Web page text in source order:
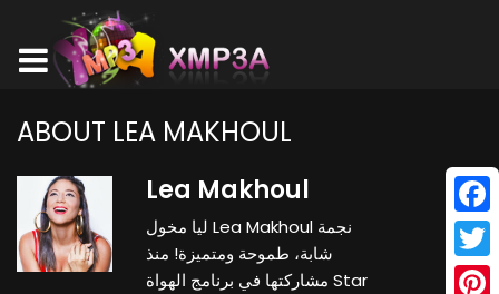
ABOUT LEA MAKHOUL
Lea Makhoul
ليا مخول Lea Makhoul نجمة
شابة، طموحة ومتميزة! منذ
مشاركتها في برنامج الهواة Star